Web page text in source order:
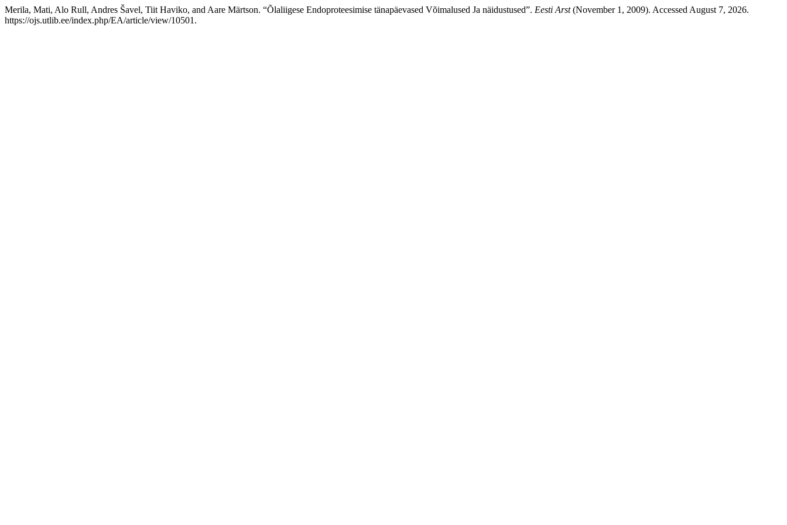
Merila, Mati, Alo Rull, Andres Šavel, Tiit Haviko, and Aare Märtson. “Õlaliigese Endoproteesimise tänapäevased Võimalused Ja näidustused”. Eesti Arst(November 1, 2009). Accessed August 7, 2026.
https://ojs.utlib.ee/index.php/EA/article/view/10501.